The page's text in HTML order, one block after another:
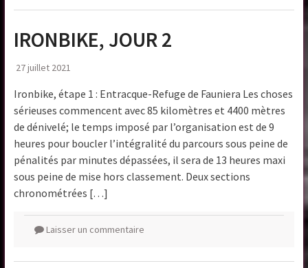
IRONBIKE, JOUR 2
27 juillet 2021
Ironbike, étape 1 : Entracque-Refuge de Fauniera Les choses
sérieuses commencent avec 85 kilomètres et 4400 mètres
de dénivelé; le temps imposé par l’organisation est de 9
heures pour boucler l’intégralité du parcours sous peine de
pénalités par minutes dépassées, il sera de 13 heures maxi
sous peine de mise hors classement. Deux sections
chronométrées […]
Laisser un commentaire